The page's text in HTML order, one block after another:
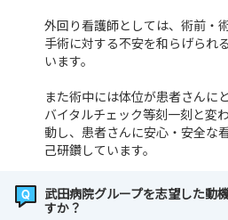
外回り看護師としては、術前・
手術に対する不安を和らげられ
います。
また術中には体位が患者さんに
バイタルチェック等刻一刻と変
動し、患者さんに安心・安全な
己研鑽しています。
武田病院グループを志望した動
すか？